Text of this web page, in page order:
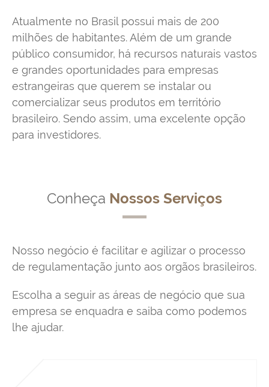
Atualmente no Brasil possui mais de 200
milhões de habitantes. Além de um grande
público consumidor, há recursos naturais vastos
e grandes oportunidades para empresas
estrangeiras que querem se instalar ou
comercializar seus produtos em território
brasileiro. Sendo assim, uma excelente opção
para investidores.
Conheça Nossos Serviços
Nosso negócio é facilitar e agilizar o processo
de regulamentação junto aos orgãos brasileiros.
Escolha a seguir as áreas de negócio que sua
empresa se enquadra e saiba como podemos
lhe ajudar.